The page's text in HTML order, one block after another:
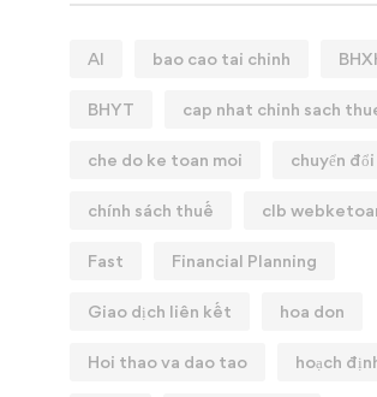
AI bao cao tai chinh
BHYT cap nhat chinh sach
che do ke toan moi chuyển
chính sách thuế clb
Fast Financial Planning
Giao dịch liên kết hoa don
Hoi thao va dao tao hoạch